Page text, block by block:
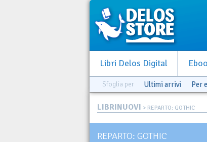
Libri Delos Digital
Sfoglia per Ultimi arrivi Per
LIBRINUOVI > REPARTO: GOTHIC
REPARTO: GOTHIC